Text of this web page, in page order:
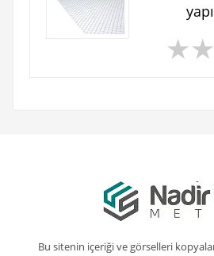
★★
Bu sitenin içeriği ve görselleri